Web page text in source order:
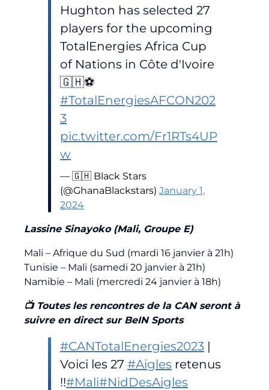
Hughton has selected 27
players for the upcoming
TotalEnergies Africa Cup
of Nations in Côte d'Ivoire
🇬🇭⚽️
#TotalEnergiesAFCON202
3
pic.twitter.com/Fr1RTs4UP
w
— 🇬🇭 Black Stars
(@GhanaBlackstars) January 1,
2024
Lassine Sinayoko (Mali, Groupe E)
Mali – Afrique du Sud (mardi 16 janvier à 21h)
Tunisie – Mali (samedi 20 janvier à 21h)
Namibie – Mali (mercredi 24 janvier à 18h)
📺 Toutes les rencontres de la CAN seront à
suivre en direct sur BeIN Sports
#CANTotalEnergies2023 |
Voici les 27 #Aigles retenus
!!#Mali#NidDesAigles